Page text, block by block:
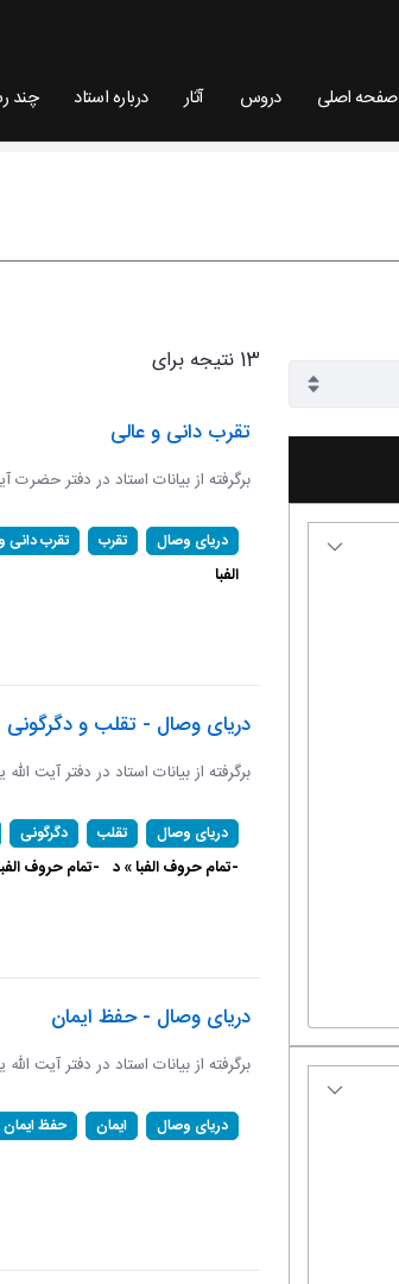
صفحه اصلی دروس آثار درباره استاد چند
13 نتیجه برای
تقرب دانی و عالی
برگرفته از بیانات استاد در دفتر حضرت
دریای وصال تقرب تقرب دانی
الفبا
دریای وصال - تقلب و دگرگونی
برگرفته از بیانات استاد در دفتر آیت الله
دریای وصال تقلب دگرگونی
-تمام حروف الفبا » د -تمام حروف
دریای وصال - حفظ ایمان
برگرفته از بیانات استاد در دفتر آیت الله
دریای وصال ایمان حفظ ایمان